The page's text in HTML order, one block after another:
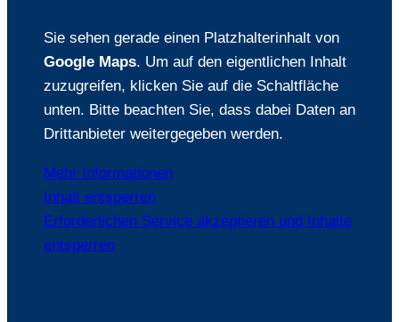
Sie sehen gerade einen Platzhalterinhalt von
Google Maps. Um auf den eigentlichen Inhalt
zuzugreifen, klicken Sie auf die Schaltfläche
unten. Bitte beachten Sie, dass dabei Daten an
Drittanbieter weitergegeben werden.
Mehr Informationen
Inhalt entsperren
Erforderlichen Service akzeptieren und Inhalte
entsperren